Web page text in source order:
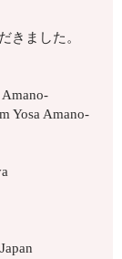
きました。
Yosa Amano-